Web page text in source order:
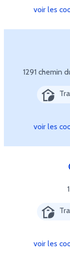
voir les
1291 chemin
voir les
voir les